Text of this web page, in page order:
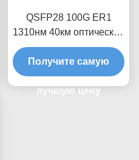
QSFP28 100G ER1
1310нм 40км оптический
трансиверный модуль
Получите самую
лучшую цену